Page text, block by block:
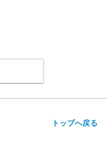
トップへ戻る